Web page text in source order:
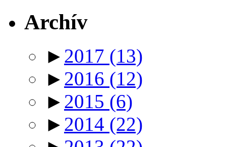
Archív
► 2017 (13)
► 2016 (12)
► 2015 (6)
► 2014 (22)